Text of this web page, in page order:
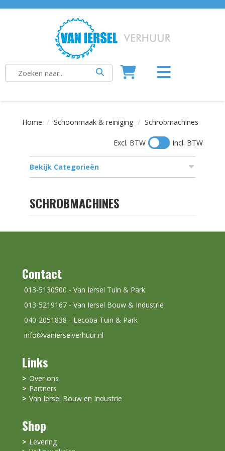
Home Schoonmaak & reiniging Schrobmachines
Excl. BTW Incl. BTW
Bekijk Categorieën
SCHROBMACHINES
Links
Over ons
Partners
Van Iersel Bouw en Industrie
Shop
Levering
Contact
013-5130500 - Van Iersel Tuin & Park
013-5219167 - Van Iersel Bouw & Industrie
040-2051838 - Lecoba Tuin & Park
info@vanierselverhuur.nl